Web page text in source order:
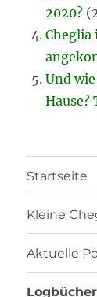
2020?
Cheglia
Und
Hause?
Startseite
Kleine
Aktuelle
Logbücher